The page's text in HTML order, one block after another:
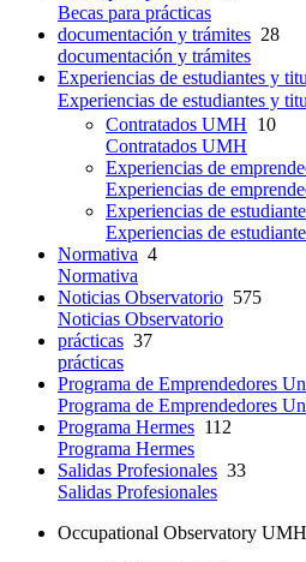
Becas para prácticas
documentación y trámites 28
documentación y trámites
Experiencias de estudiantes y
Experiencias de estudiantes y
Contratados UMH 10
Contratados UMH
Experiencias de
Experiencias de
Experiencias de
Experiencias de
Normativa 4
Normativa
Noticias Observatorio 575
Noticias Observatorio
prácticas 37
prácticas
Programa de Emprendedores
Programa de Emprendedores
Programa Hermes 112
Programa Hermes
Salidas Profesionales 33
Salidas Profesionales
Occupational Observatory UMH